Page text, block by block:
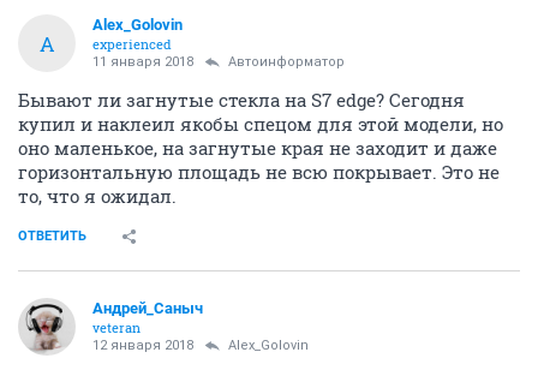
A
Alex_Golovin
experienced
11 января 2018 Автоинформатор
Бывают ли загнутые стекла на S7 edge? Сегодня
купил и наклеил якобы спецом для этой модели, но
оно маленькое, на загнутые края не заходит и даже
горизонтальную площадь не всю покрывает. Это не
то, что я ожидал.
ОТВЕТИТЬ
Андрей_Саныч
veteran
12 января 2018 Alex_Golovin